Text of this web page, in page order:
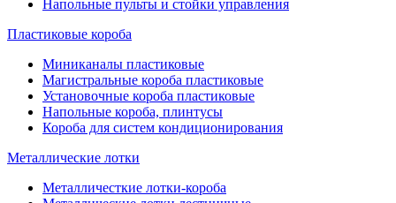
Напольные пульты и стойки управления
Пластиковые короба
Миниканалы пластиковые
Магистральные короба пластиковые
Установочные короба пластиковые
Напольные короба, плинтусы
Короба для систем кондиционирования
Металлические лотки
Металличесткие лотки-короба